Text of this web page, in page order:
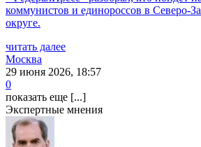
коммунистов и единороссов в Северо-
округе.
читать далее
Москва
29 июня 2026, 18:57
0
показать еще [...]
Экспертные мнения